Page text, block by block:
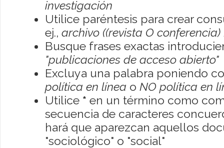
investigación
Utilice paréntesis para crear
ej., archivo ((revista O conferencia)
Busque frases exactas
"publicaciones de acceso abierto"
Excluya una palabra poniendo
política en línea o NO política en
Utilice * en un término como
secuencia de caracteres
hará que aparezcan aquellos
"sociológico" o "social"